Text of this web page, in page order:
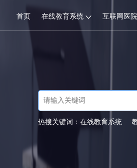
首页 在线教育系统 互联网医
热搜关键词： 在线教育系统